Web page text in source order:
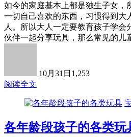
如今的家庭基本上都是独生子女，
一切自己喜欢的东西，习惯得到大
人。所以大人一定要教育孩子学会
伙伴一起分享玩具，那么常见的儿
10月31日 1,253
阅读全文
各年龄段孩子的各类玩